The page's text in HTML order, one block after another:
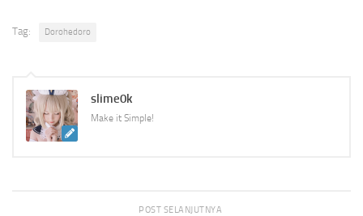
Tag: Dorohedoro
slime0k
Make it Simple!
POST SELANJUTNYA